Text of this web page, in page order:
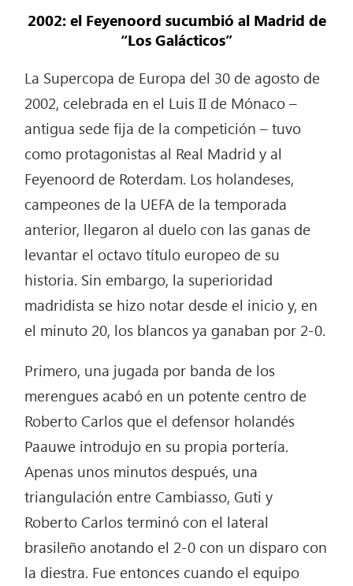
2002: el Feyenoord sucumbió al Madrid de
“Los Galácticos”
La Supercopa de Europa del 30 de agosto de
2002, celebrada en el Luis II de Mónaco –
antigua sede fija de la competición – tuvo
como protagonistas al Real Madrid y al
Feyenoord de Roterdam. Los holandeses,
campeones de la UEFA de la temporada
anterior, llegaron al duelo con las ganas de
levantar el octavo título europeo de su
historia. Sin embargo, la superioridad
madridista se hizo notar desde el inicio y, en
el minuto 20, los blancos ya ganaban por 2-0.
Primero, una jugada por banda de los
merengues acabó en un potente centro de
Roberto Carlos que el defensor holandés
Paauwe introdujo en su propia portería.
Apenas unos minutos después, una
triangulación entre Cambiasso, Guti y
Roberto Carlos terminó con el lateral
brasileño anotando el 2-0 con un disparo con
la diestra. Fue entonces cuando el equipo